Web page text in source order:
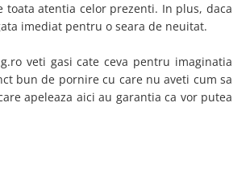
atentia celor prezenti. In plus, daca
imediat pentru o seara de neuitat.
veti gasi cate ceva pentru imaginatia
bun de pornire cu care nu aveti cum sa
apeleaza aici au garantia ca vor putea